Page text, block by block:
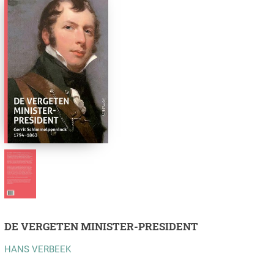
DE VERGETEN MINISTER-PRESIDENT
HANS VERBEEK